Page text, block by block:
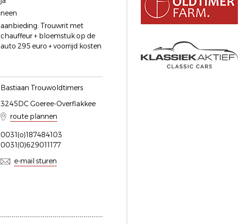
neen
aanbieding: Trouwrit met
chauffeur + bloemstuk op de
auto 295 euro + voorrijd kosten
Bastiaan Trouwoldtimers
3245DC Goeree-Overflakkee
route plannen
0031(o)187484103
0031(0)629011177
e-mail sturen